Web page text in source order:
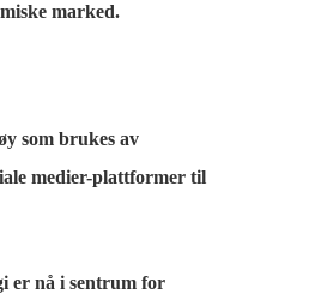
marked.
som brukes av
medier-plattformer til
er nå i sentrum for